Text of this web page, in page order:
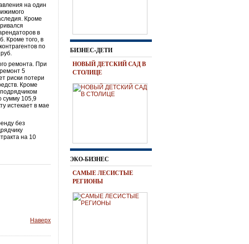
на один
Кроме
в
Кроме того, в
по
ремонта. При
5
риски потери
Кроме
сумму 105,9
истекает в мае
без
на 10
Наверх
БИЗНЕС-ДЕТИ
НОВЫЙ ДЕТСКИЙ САД В
СТОЛИЦЕ
ЭКО-БИЗНЕС
САМЫЕ ЛЕСИСТЫЕ
РЕГИОНЫ